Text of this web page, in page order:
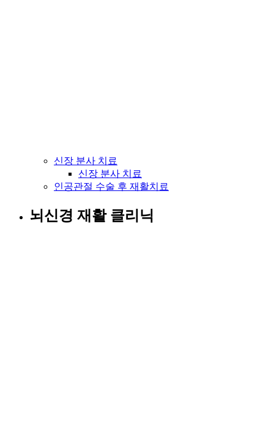
신장 분사 치료
신장 분사 치료
인공관절 수술 후 재활치료
뇌신경 재활 클리닉